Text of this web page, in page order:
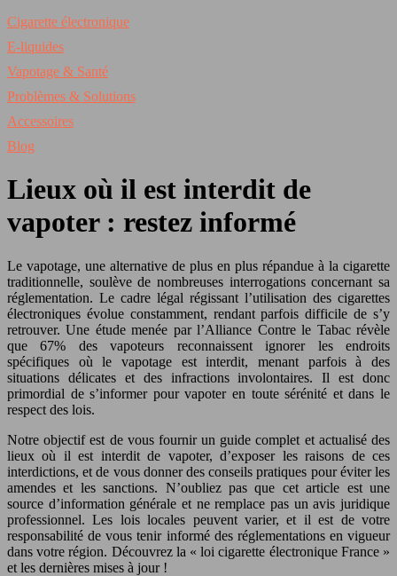
Cigarette électronique
E-liquides
Vapotage & Santé
Problèmes & Solutions
Accessoires
Blog
Lieux où il est interdit de
vapoter : restez informé
Le vapotage, une alternative de plus en plus répandue à la cigarette
traditionnelle, soulève de nombreuses interrogations concernant sa
réglementation. Le cadre légal régissant l’utilisation des cigarettes
électroniques évolue constamment, rendant parfois difficile de s’y
retrouver. Une étude menée par l’Alliance Contre le Tabac révèle
que 67% des vapoteurs reconnaissent ignorer les endroits
spécifiques où le vapotage est interdit, menant parfois à des
situations délicates et des infractions involontaires. Il est donc
primordial de s’informer pour vapoter en toute sérénité et dans le
respect des lois.
Notre objectif est de vous fournir un guide complet et actualisé des
lieux où il est interdit de vapoter, d’exposer les raisons de ces
interdictions, et de vous donner des conseils pratiques pour éviter les
amendes et les sanctions. N’oubliez pas que cet article est une
source d’information générale et ne remplace pas un avis juridique
professionnel. Les lois locales peuvent varier, et il est de votre
responsabilité de vous tenir informé des réglementations en vigueur
dans votre région. Découvrez la « loi cigarette électronique France »
et les dernières mises à jour !